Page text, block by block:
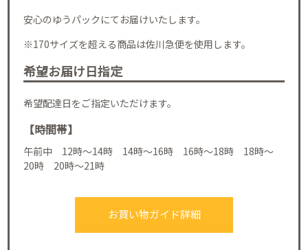
安心のゆうパックにてお届けいたします。
※170サイズを超える商品は佐川急便を使用します。
希望お届け日指定
希望配達日をご指定いただけます。
【時間帯】
午前中 12時～14時 14時～16時 16時～18時 18時～
20時 20時～21時
お買い物ガイド詳細